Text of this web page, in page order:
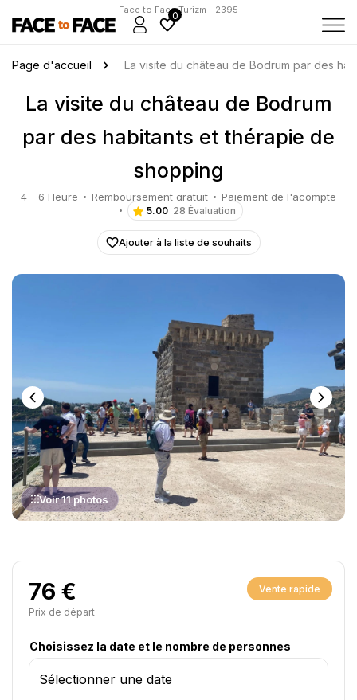
Face to Face Turizm - 2395
0
Page d'accueil La visite du château de Bodrum par des
La visite du château de Bodrum
par des habitants et thérapie de
shopping
4 - 6 Heure Remboursement gratuit Paiement de l'acompte
5.00 28 Évaluation
Ajouter à la liste de souhaits
Voir 11 photos
Vente rapide
76 €
Prix ​​de départ
Choisissez la date et le nombre de personnes
Sélectionner une date